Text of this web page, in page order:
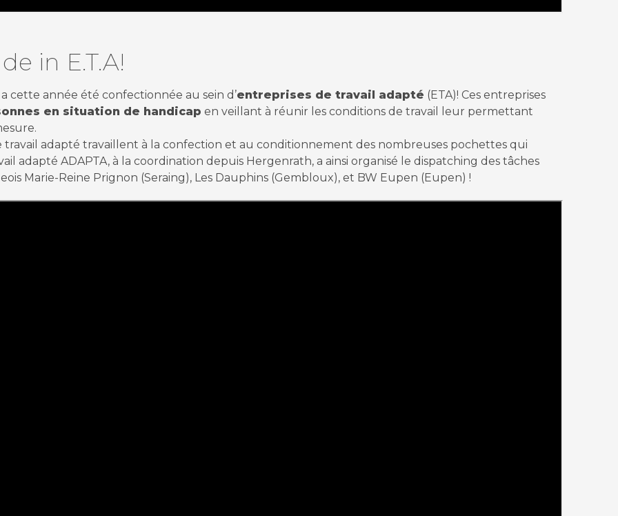
in E.T.A!
cette année été confectionnée au sein d’entreprises de travail adapté (ETA)! Ces entreprises
en situation de handicap en veillant à réunir les conditions de travail leur permettant
travail adapté travaillent à la confection et au conditionnement des nombreuses pochettes qui
adapté ADAPTA, à la coordination depuis Hergenrath, a ainsi organisé le dispatching des tâches
Marie-Reine Prignon (Seraing), Les Dauphins (Gembloux), et BW Eupen (Eupen) !